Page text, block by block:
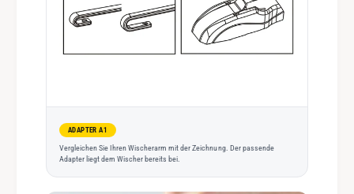
ADAPTER A1
Vergleichen Sie Ihren Wischerarm mit der Zeichnung. Der passende
Adapter liegt dem Wischer bereits bei.